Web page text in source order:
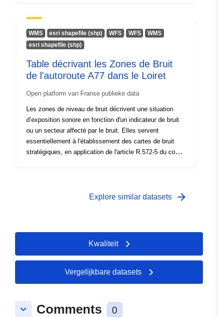
WMS esri shapefile (shp) WFS WFS
WMS
esri shapefile (shp)
Table décrivant les Zones de Bruit
de l'autoroute A77 dans le Loiret
Open platform van Franse publieke data
Les zones de niveau de bruit décrivent une situation
d’exposition sonore en fonction d'un indicateur de bruit
ou un secteur affecté par le bruit. Elles servent
essentiellement à l'établissement des cartes de bruit
stratégiques, en application de l'article R.572-5 du code
Explore similar datasets arrow_forward
Kwaliteit
Vergelijkbare datasets
keyboard_arrow_down Comments 0